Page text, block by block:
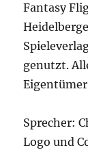
Fantasy
genutzt.
Sprecher:
Logo und